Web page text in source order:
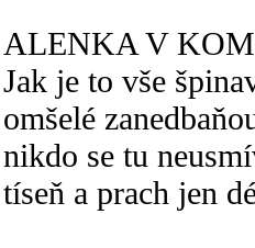
ALENKA V
Jak je to vše
omšelé
nikdo se tu
tíseň a prach jen